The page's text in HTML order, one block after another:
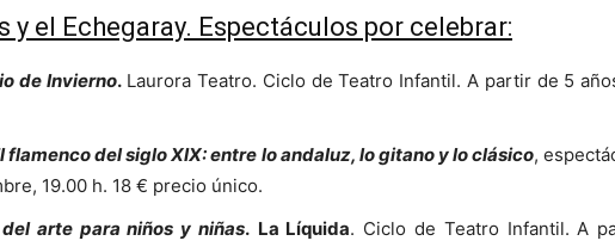
el Echegaray. Espectáculos por celebrar:
de Invierno.Laurora Teatro. Ciclo de Teatro Infantil. A partir de 5
flamenco del siglo XIX: entre lo andaluz, lo gitano y lo clásico,
19.00 h. 18 € precio único.
arte para niños y niñas. La Líquida. Ciclo de Teatro Infantil. A